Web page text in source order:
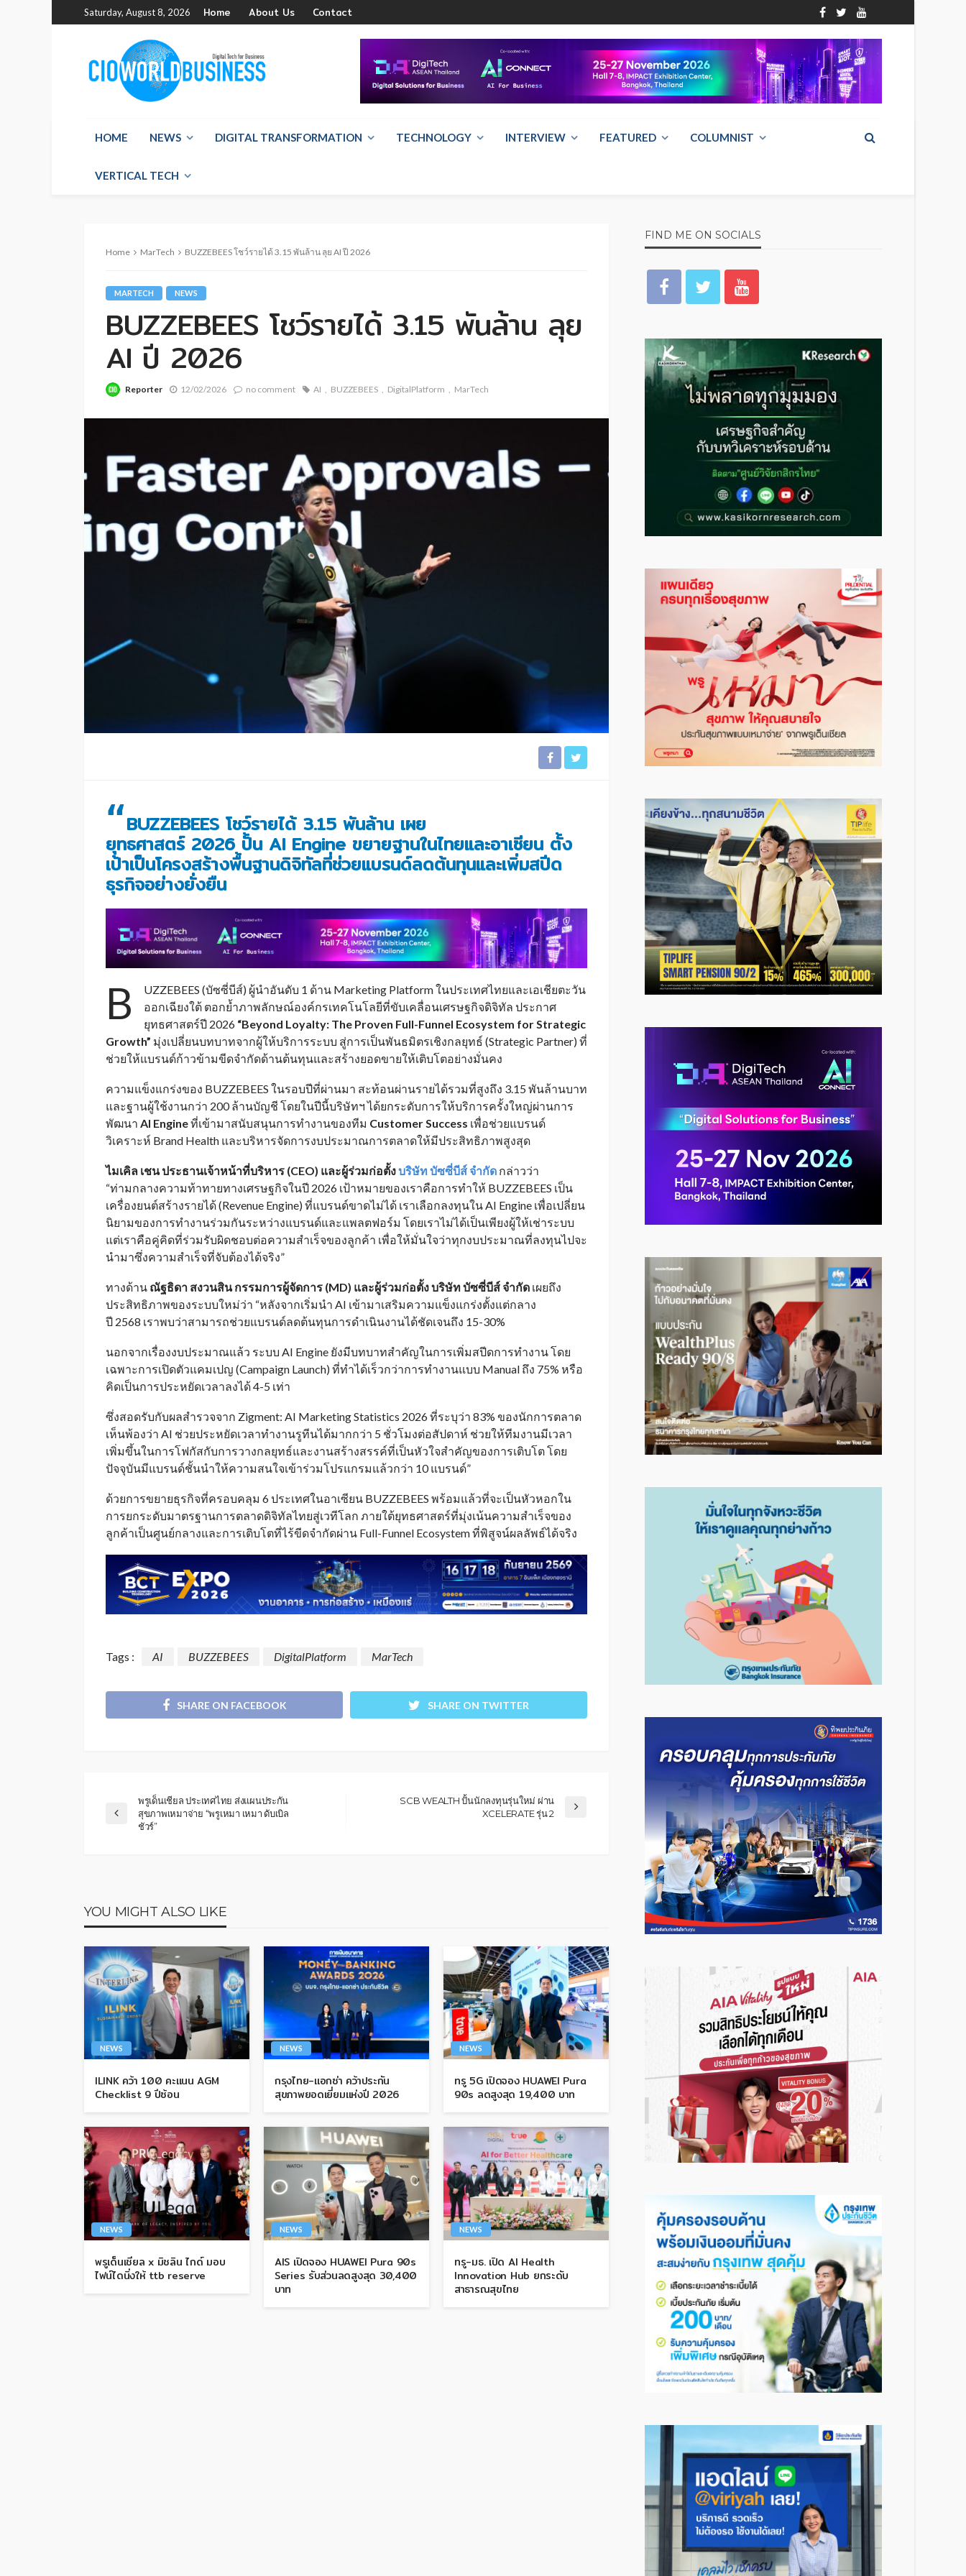
Saturday, August 8, 2026 Home About Us Contact
HOME NEWS DIGITAL TRANSFORMATION TECHNOLOGY INTERVIEW FEATURED COLUMNIST
VERTICAL TECH
Home MarTech BUZZEBEES โชว์รายได้ 3.15 พันล้าน ลุย AI ปี 2026
MARTECH NEWS
BUZZEBEES โชว์รายได้ 3.15 พันล้าน ลุย
AI ปี 2026
Reporter 12/02/2026 no comment AI BUZZEBEES DigitalPlatform MarTech
“BUZZEBEES โชว์รายได้ 3.15 พันล้าน เผย
ยุทธศาสตร์ 2026 ปั้น AI Engine ขยายฐานในไทยและอาเซียน ตั้ง
เป้าเป็นโครงสร้างพื้นฐานดิจิทัลที่ช่วยแบรนด์ลดต้นทุนและเพิ่มสปีด
ธุรกิจอย่างยั่งยืน
B
UZZEBEES (บัซซี่บีส์) ผู้นำอันดับ 1 ด้าน Marketing Platform ในประเทศไทยและเอเชียตะวัน
ออกเฉียงใต้ ตอกย้ำภาพลักษณ์องค์กรเทคโนโลยีที่ขับเคลื่อนเศรษฐกิจดิจิทัล ประกาศ
ยุทธศาสตร์ปี 2026 “Beyond Loyalty: The Proven Full-Funnel Ecosystem for Strategic
Growth” มุ่งเปลี่ยนบทบาทจากผู้ให้บริการระบบ สู่การเป็นพันธมิตรเชิงกลยุทธ์ (Strategic Partner) ที่
ช่วยให้แบรนด์ก้าวข้ามขีดจำกัดด้านต้นทุนและสร้างยอดขายให้เติบโตอย่างมั่นคง
ความแข็งแกร่งของ BUZZEBEES ในรอบปีที่ผ่านมา สะท้อนผ่านรายได้รวมที่สูงถึง 3.15 พันล้านบาท
และฐานผู้ใช้งานกว่า 200 ล้านบัญชี โดยในปีนี้บริษัทฯ ได้ยกระดับการให้บริการครั้งใหญ่ผ่านการ
พัฒนา AI Engineที่เข้ามาสนับสนุนการทำงานของทีม Customer Success เพื่อช่วยแบรนด์
วิเคราะห์ Brand Health และบริหารจัดการงบประมาณการตลาดให้มีประสิทธิภาพสูงสุด
ไมเคิล เชน ประธานเจ้าหน้าที่บริหาร (CEO) และผู้ร่วมก่อตั้งบริษัท บัซซี่บีส์ จำกัด กล่าวว่า
“ท่ามกลางความท้าทายทางเศรษฐกิจในปี 2026 เป้าหมายของเราคือการทำให้ BUZZEBEES เป็น
เครื่องยนต์สร้างรายได้ (Revenue Engine) ที่แบรนด์ขาดไม่ได้ เราเลือกลงทุนใน AI Engine เพื่อเปลี่ยน
นิยามของการทำงานร่วมกันระหว่างแบรนด์และแพลตฟอร์ม โดยเราไม่ได้เป็นเพียงผู้ให้เช่าระบบ
แต่เราคือคู่คิดที่ร่วมรับผิดชอบต่อความสำเร็จของลูกค้า เพื่อให้มั่นใจว่าทุกงบประมาณที่ลงทุนไปจะ
นำมาซึ่งความสำเร็จที่จับต้องได้จริง”
ทางด้าน ณัฐธิดา สงวนสิน กรรมการผู้จัดการ (MD) และผู้ร่วมก่อตั้ง บริษัท บัซซี่บีส์ จำกัด เผยถึง
ประสิทธิภาพของระบบใหม่ว่า “หลังจากเริ่มนำ AI เข้ามาเสริมความแข็งแกร่งตั้งแต่กลาง
ปี 2568 เราพบว่าสามารถช่วยแบรนด์ลดต้นทุนการดำเนินงานได้ชัดเจนถึง 15-30%
นอกจากเรื่องงบประมาณแล้ว ระบบ AI Engine ยังมีบทบาทสำคัญในการเพิ่มสปีดการทำงาน โดย
เฉพาะการเปิดตัวแคมเปญ (Campaign Launch) ที่ทำได้เร็วกว่าการทำงานแบบ Manual ถึง 75% หรือ
คิดเป็นการประหยัดเวลาลงได้ 4-5 เท่า
ซึ่งสอดรับกับผลสำรวจจาก Zigment: AI Marketing Statistics 2026 ที่ระบุว่า 83% ของนักการตลาด
เห็นพ้องว่า AI ช่วยประหยัดเวลาทำงานรูทีนได้มากกว่า 5 ชั่วโมงต่อสัปดาห์ ช่วยให้ทีมงานมีเวลา
เพิ่มขึ้นในการโฟกัสกับการวางกลยุทธ์และงานสร้างสรรค์ที่เป็นหัวใจสำคัญของการเติบโต โดย
ปัจจุบันมีแบรนด์ชั้นนำให้ความสนใจเข้าร่วมโปรแกรมแล้วกว่า 10 แบรนด์”
ด้วยการขยายธุรกิจที่ครอบคลุม 6 ประเทศในอาเซียน BUZZEBEES พร้อมแล้วที่จะเป็นหัวหอกใน
การยกระดับมาตรฐานการตลาดดิจิทัลไทยสู่เวทีโลก ภายใต้ยุทธศาสตร์ที่มุ่งเน้นความสำเร็จของ
ลูกค้าเป็นศูนย์กลางและการเติบโตที่ไร้ขีดจำกัดผ่าน Full-Funnel Ecosystem ที่พิสูจน์ผลลัพธ์ได้จริง
Tags : AI BUZZEBEES DigitalPlatform MarTech
SHARE ON FACEBOOK SHARE ON TWITTER
พรูเด็นเชียล ประเทศไทย ส่งแผนประกัน
สุขภาพเหมาจ่าย “พรูเหมา เหมา ดับเบิล
ชัวร์”
SCB WEALTH ปั้นนักลงทุนรุ่นใหม่ ผ่าน
XCELERATE รุ่น 2
YOU MIGHT ALSO LIKE
NEWS
ILINK คว้า 100 คะแนน AGM
Checklist 9 ปีซ้อน
NEWS
กรุงไทย-แอกซ่า คว้าประกัน
สุขภาพยอดเยี่ยมแห่งปี 2026
NEWS
ทรู 5G เปิดจอง HUAWEI Pura
90s ลดสูงสุด 19,400 บาท
NEWS
พรูเด็นเชียล x มิชลิน ไกด์ มอบ
ไฟน์ไดนิ่งให้ ttb reserve
NEWS
AIS เปิดจอง HUAWEI Pura 90s
Series รับส่วนลดสูงสุด 30,400
บาท
NEWS
ทรู-มธ. เปิด AI Health
Innovation Hub ยกระดับ
สาธารณสุขไทย
FIND ME ON SOCIALS